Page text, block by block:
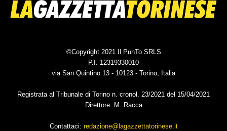
©Copyright 2021 Il PunTo SRLS
P.I. 12319330010
via San Quintino 13 - 10123 - Torino, Italia
Registrata al Tribunale di Torino n. cronol. 23/2021 del 15/04/2021
Direttore: M. Racca
Contattaci: redazione@lagazzettatorinese.it